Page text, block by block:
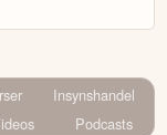
Insynshandel
Podcasts